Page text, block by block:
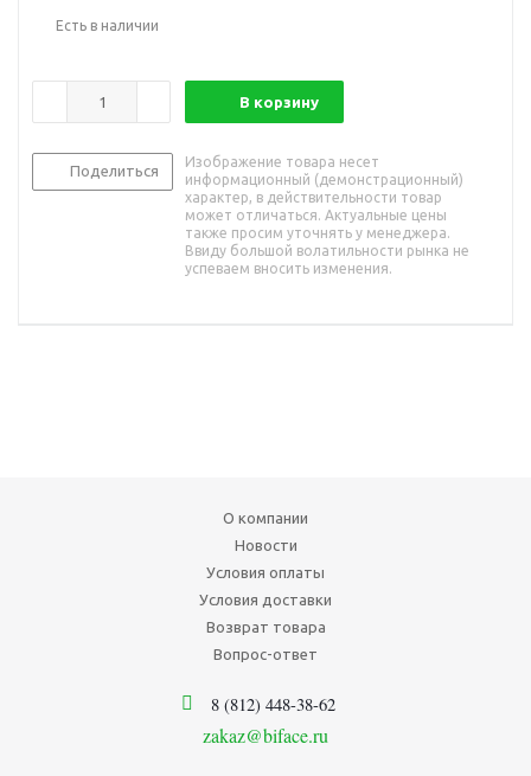
Есть в наличии
В корзину
Поделиться
Изображение товара несет
информационный (демонстрационный)
характер, в действительности товар
может отличаться. Актуальные цены
также просим уточнять у менеджера.
Ввиду большой волатильности рынка не
успеваем вносить изменения.
О компании
Новости
Условия оплаты
Условия доставки
Возврат товара
Вопрос-ответ
8 (812) 448-38-62
zakaz@biface.ru